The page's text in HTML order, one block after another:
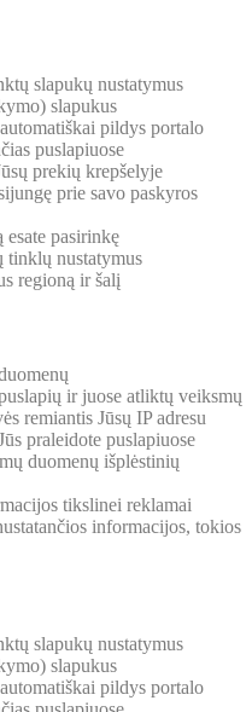
slapukų nustatymus
slapukus
pildys portalo
puslapiuose
prekių krepšelyje
prie savo paskyros
pasirinkę
tinklų nustatymus
regioną ir šalį
ir juose atliktų veiksmų
remiantis Jūsų IP adresu
praleidote puslapiuose
duomenų išplėstinių
tikslinei reklamai
informacijos, tokios
slapukų nustatymus
slapukus
pildys portalo